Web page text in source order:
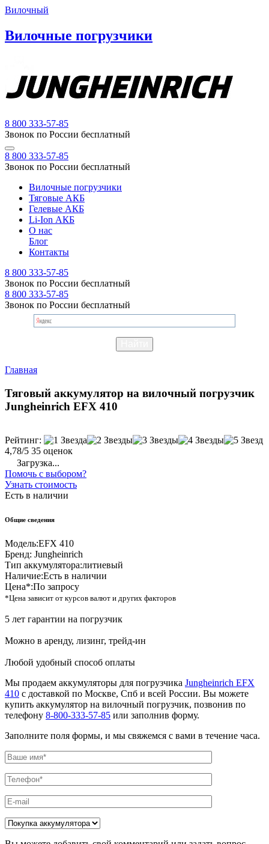
Вилочный
Вилочные погрузчики
8 800 333-57-85
Звонок по России бесплатный
8 800 333-57-85
Звонок по России бесплатный
Вилочные погрузчики
Тяговые АКБ
Гелевые АКБ
Li-Ion АКБ
О нас
Блог
Контакты
8 800 333-57-85
Звонок по России бесплатный
8 800 333-57-85
Звонок по России бесплатный
Главная
Тяговый аккумулятор на вилочный погрузчик
Jungheinrich EFX 410
Рейтинг:
4,78/5 35 оценок
Загрузка...
Помочь с выбором?
Узнать стоимость
Есть в наличии
Общие сведения
Модель:EFX 410
Бренд: Jungheinrich
Тип аккумулятора:литиевый
Наличие:Есть в наличии
Цена*:По запросу
*Цена зависит от курсов валют и других факторов
5 лет гарантии на погрузчик
Можно в аренду, лизинг, трейд-ин
Любой удобный способ оплаты
Мы продаем аккумуляторы для погрузчика Jungheinrich EFX
410 с доставкой по Москве, Спб и всей России. Вы можете
купить аккумулятор на вилочный погрузчик, позвонив по
телефону 8-800-333-57-85 или заполнив форму.
Заполните поля формы, и мы свяжемся с вами в течение часа.